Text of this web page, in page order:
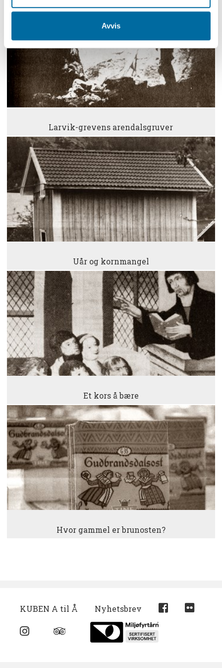
Avvis
Larvik-grevens arendalsgruver
Uår og kornmangel
Et kors å bære
Hvor gammel er brunosten?
KUBEN A til Å Nyhetsbrev